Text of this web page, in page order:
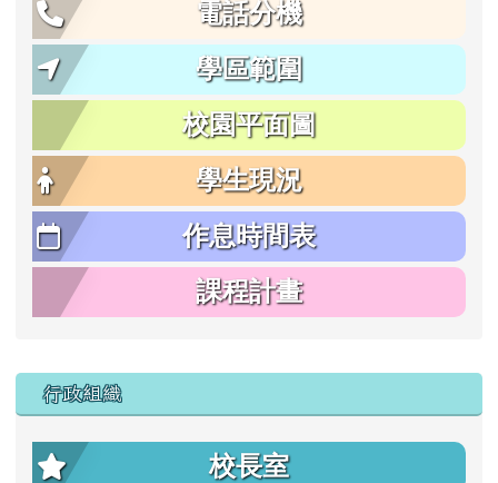
電話分機
學區範圍
校園平面圖
學生現況
作息時間表
課程計畫
行政組織
校長室